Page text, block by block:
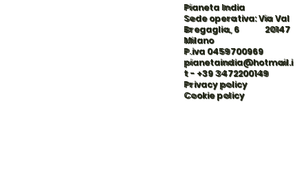
Pianeta India
Sede operativa: Via Val
Bregaglia, 6 20147
Milano
P.iva 0459700969
pianetaindia@hotmail.i
t- +39 3472200149
Privacy policy
Cookie policy